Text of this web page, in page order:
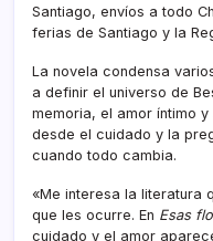
Santiago, envíos a todo
ferias de Santiago y la
La novela condensa
a definir el universo de
memoria, el amor íntimo
desde el cuidado y la
cuando todo cambia.
«Me interesa la literatura
que les ocurre. En Esas
cuidado y el amor